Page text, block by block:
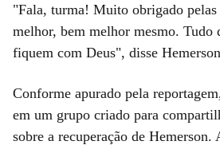
"Fala, turma! Muito obrigado pelas
melhor, bem melhor mesmo. Tudo
fiquem com Deus", disse
Conforme apurado pela
em um grupo criado para
sobre a recuperação de Hemerson.